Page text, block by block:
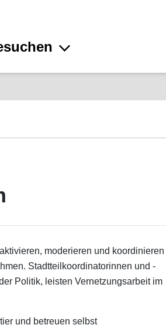
moderieren und koordinieren
Stadtteilkoordinatorinnen und -
Politik, leisten Vernetzungsarbeit im
und betreuen selbst